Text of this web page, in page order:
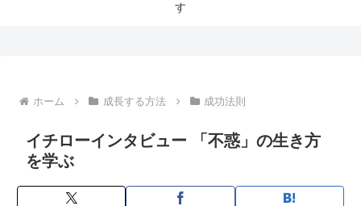
す
ホーム 成長する方法 成功法則
イチローインタビュー 「不惑」の生き方
を学ぶ